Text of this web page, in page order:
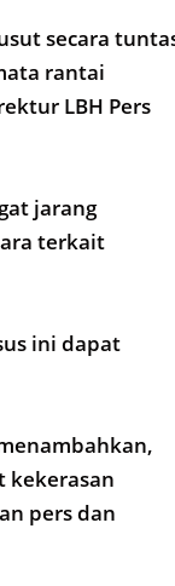
secara
rantai
LBH Pers
jarang
terkait
ini dapat
kekerasan
pers dan